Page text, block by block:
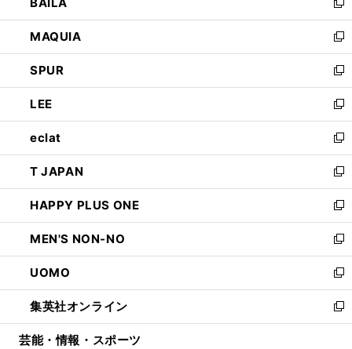
ィ
ン
ド
ウ
で
開
く
い
ウ
ィ
ン
ド
ウ
で
開
く
新
し
い
ウ
ィ
ン
ド
ウ
で
開
く
MAQUIA
新
し
い
ウ
ィ
ン
ド
ウ
で
開
く
SPUR
新
し
い
ウ
ィ
ン
ド
ウ
で
開
く
LEE
新
し
い
ウ
ィ
ン
ド
ウ
で
開
く
eclat
新
し
い
ウ
ィ
ン
ド
ウ
で
開
く
T JAPAN
新
し
い
ウ
ィ
ン
ド
ウ
で
開
HAPPY PLUS ONE
新
し
い
ウ
ィ
ン
ド
ウ
MEN'S NON-NO
新
し
い
ウ
ィ
ン
UOMO
新
し
い
ウ
集英社オンライン
新
し
芸能・情報・スポーツ